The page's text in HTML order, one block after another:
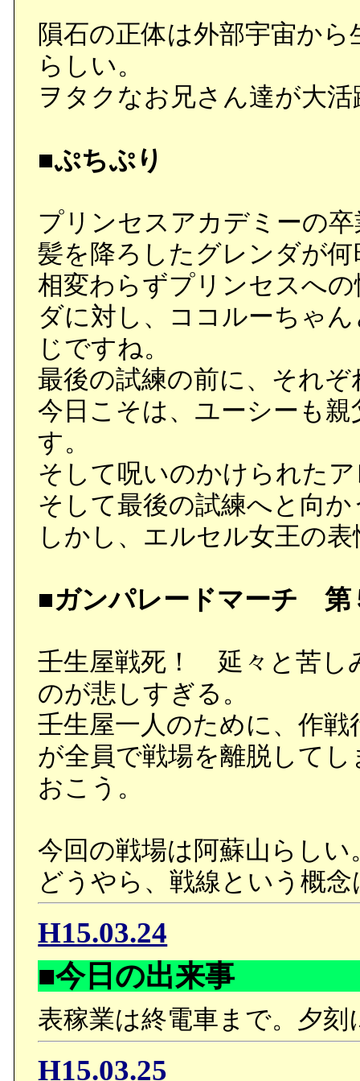
隕石の正体は外部宇宙か
らしい。
ヲタクなお兄さん達が大
■ぷちぷり
プリンセスアカデミーの
髪を降ろしたグレンダが
相変わらずプリンセスへ
ダに対し、ココルーちゃ
じですね。
最後の試練の前に、それ
今日こそは、ユーシーも
す。
そして呪いのかけられた
そして最後の試練へと向
しかし、エルセル女王の
■ガンパレードマーチ 第
壬生屋戦死！ 延々と苦し
のが悲しすぎる。
壬生屋一人のために、作
が全員で戦場を離脱して
おこう。
今回の戦場は阿蘇山らし
どうやら、戦線という概
H15.03.24
■今日の出来事
表稼業は終電車まで。夕
H15.03.25